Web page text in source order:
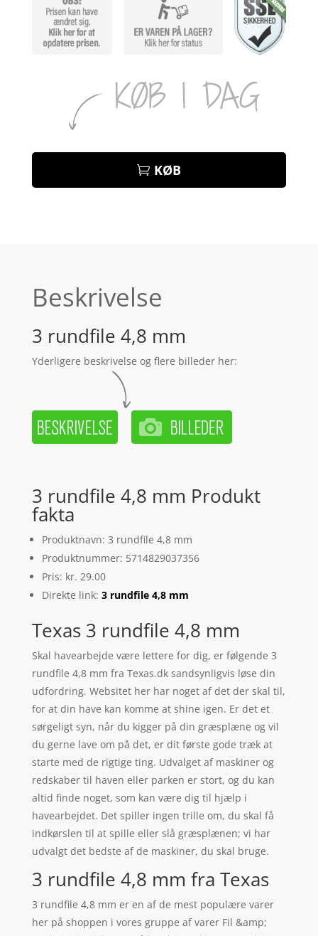
KØB
Beskrivelse
3 rundfile 4,8 mm
Yderligere beskrivelse og flere billeder her:
3 rundfile 4,8 mm Produkt
fakta
Produktnavn: 3 rundfile 4,8 mm
Produktnummer: 5714829037356
Pris: kr. 29.00
Direkte link: 3 rundfile 4,8 mm
Texas 3 rundfile 4,8 mm
Skal havearbejde være lettere for dig, er følgende 3
rundfile 4,8 mm fra Texas.dk sandsynligvis løse din
udfordring. Websitet her har noget af det der skal til,
for at din have kan komme at shine igen. Er det et
sørgeligt syn, når du kigger på din græsplæne og vil
du gerne lave om på det, er dit første gode træk at
starte med de rigtige ting. Udvalget af maskiner og
redskaber til haven eller parken er stort, og du kan
altid finde noget, som kan være dig til hjælp i
havearbejdet. Det spiller ingen trille om, du skal få
indkørslen til at spille eller slå græsplænen; vi har
udvalgt det bedste af de maskiner, du skal bruge.
3 rundfile 4,8 mm fra Texas
3 rundfile 4,8 mm er en af de mest populære varer
her på shoppen i vores gruppe af varer Fil &amp;